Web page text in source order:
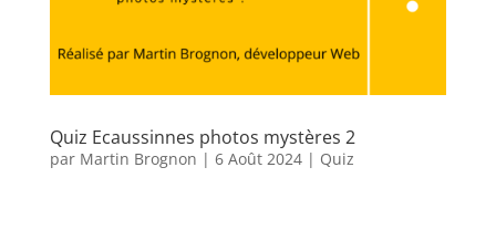
Quiz Ecaussinnes photos mystères 2
par Martin Brognon | 6 Août 2024| Quiz